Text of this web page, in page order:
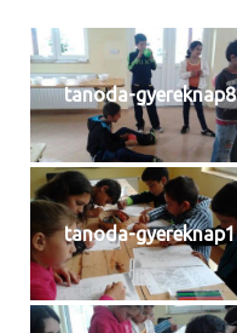
tanoda-gyereknap8
tanoda-gyereknap1